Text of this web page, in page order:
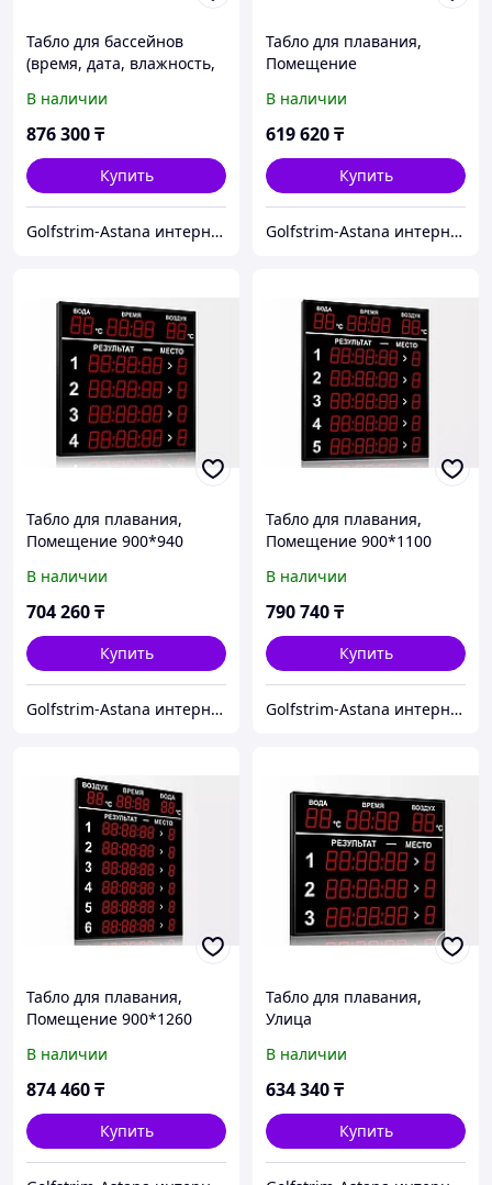
Табло для бассейнов
(время, дата, влажность,
воздуха) 1940*1100
В наличии
876 300₸
Купить
Golfstrim-Astana интернет-магазин: бассейны, сауны, бани, фитобочки, купели, системы обогрева
Табло для плавания,
Помещение
В наличии
619 620₸
Купить
Golfstrim-Astana интернет-магазин: бассейны, сауны, бани, фитобочки, купели, системы обогрева
Табло для плавания,
Помещение 900*940
В наличии
704 260₸
Купить
Golfstrim-Astana интернет-магазин: бассейны, сауны, бани, фитобочки, купели, системы обогрева
Табло для плавания,
Помещение 900*1100
В наличии
790 740₸
Купить
Golfstrim-Astana интернет-магазин: бассейны, сауны, бани, фитобочки, купели, системы обогрева
Табло для плавания,
Помещение 900*1260
В наличии
874 460₸
Купить
Табло для плавания,
Улица
В наличии
634 340₸
Купить